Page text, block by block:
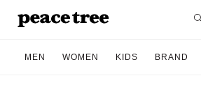
MEN WOMEN KIDS BRAND